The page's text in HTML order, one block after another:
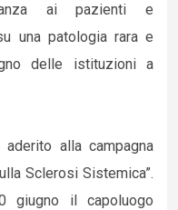
ai pazienti e
una patologia rara e
delle istituzioni a
alla campagna
Sclerosi Sistemica”.
il capoluogo